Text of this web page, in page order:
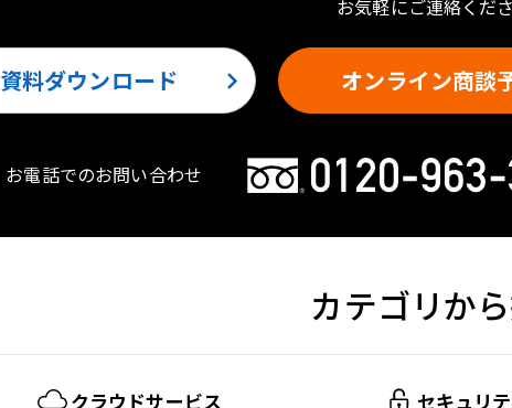
お気軽にご連絡くださ
資料ダウンロード オンライン商談
お電話でのお問い合わせ
カテゴリか
クラウドサービス セキュリ